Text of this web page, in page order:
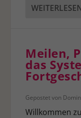
Meilen,
das
Gepostet von
Willkommen
die einwandfreie
Statistiken (1)
Statistik Cookies
helfen uns zu